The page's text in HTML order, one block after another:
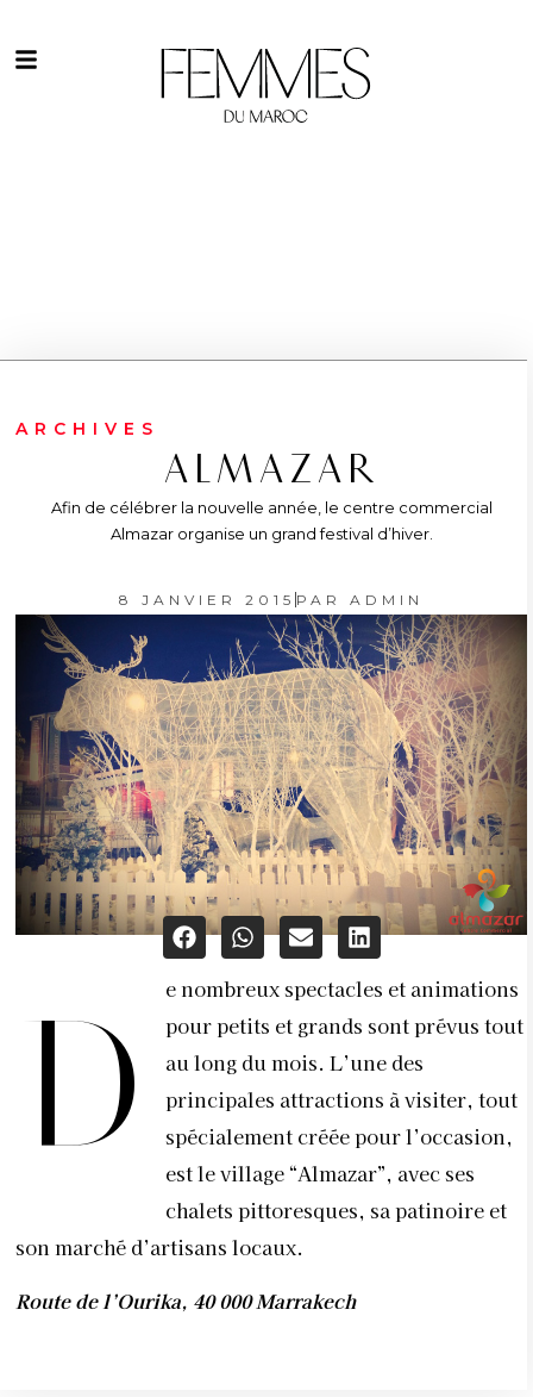
ARCHIVES
ALMAZAR
Afin de célébrer la nouvelle année, le centre commercial
Almazar organise un grand festival d’hiver.
8 JANVIER 2015 PAR ADMIN
D
e nombreux spectacles et animations
pour petits et grands sont prévus tout
au long du mois. L’une des
principales attractions à visiter, tout
spécialement créée pour l’occasion,
est le village “Almazar”, avec ses
chalets pittoresques, sa patinoire et
son marché d’artisans locaux.
Route de l’Ourika, 40 000 Marrakech